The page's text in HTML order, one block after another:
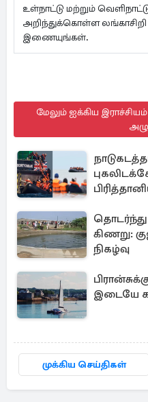
உள்நாட்டு மற்றும்
அறிந்துக்கொள்ள லங்காசிறி
இணையுங்கள்.
மேலும் ஐக்கிய
கிணறு:
நிகழ்வு
இடையே
முக்கிய செய்திகள்